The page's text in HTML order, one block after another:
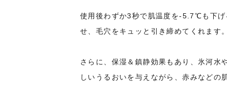
使用後わずか3秒で肌温度を-5.7℃も下げ
せ、毛穴をキュッと引き締めてくれます。
さらに、保湿＆鎮静効果もあり、氷河水
しいうるおいを与えながら、赤みなどの